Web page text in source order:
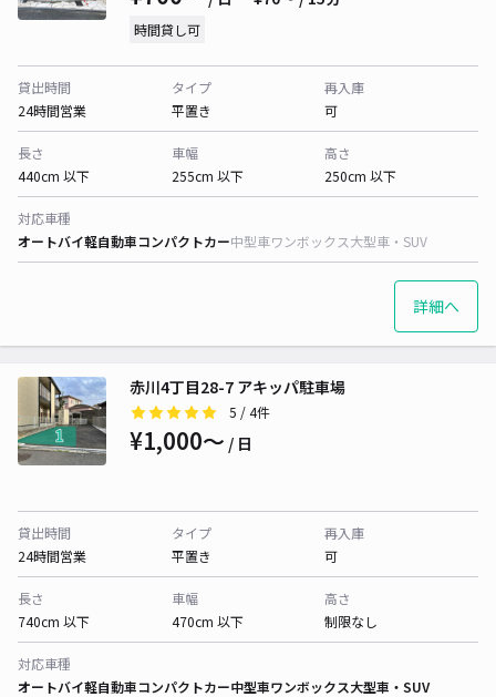
時間貸し可
貸出時間
24時間営業
タイプ
平置き
再入庫
可
長さ
440cm 以下
車幅
255cm 以下
高さ
250cm 以下
対応車種
オートバイ軽自動車コンパクトカー中型車ワンボックス大型車・SUV
詳細へ
赤川4丁目28-7 アキッパ駐車場
5 / 4件
¥1,000〜 / 日
貸出時間
24時間営業
タイプ
平置き
再入庫
可
長さ
740cm 以下
車幅
470cm 以下
高さ
制限なし
対応車種
オートバイ軽自動車コンパクトカー中型車ワンボックス大型車・SUV